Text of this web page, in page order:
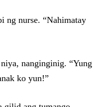
ng nurse. “Nahimatay
nanginginig. “Yung
ko yun!”